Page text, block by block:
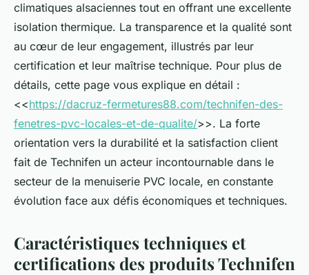
climatiques alsaciennes tout en offrant une excellente
isolation thermique. La transparence et la qualité sont
au cœur de leur engagement, illustrés par leur
certification et leur maîtrise technique. Pour plus de
détails, cette page vous explique en détail :
<<https://dacruz-fermetures88.com/technifen-des-
fenetres-pvc-locales-et-de-qualite/>>. La forte
orientation vers la durabilité et la satisfaction client
fait de Technifen un acteur incontournable dans le
secteur de la menuiserie PVC locale, en constante
évolution face aux défis économiques et techniques.
Caractéristiques techniques et
certifications des produits Technifen